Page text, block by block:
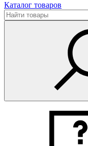
Каталог товаров